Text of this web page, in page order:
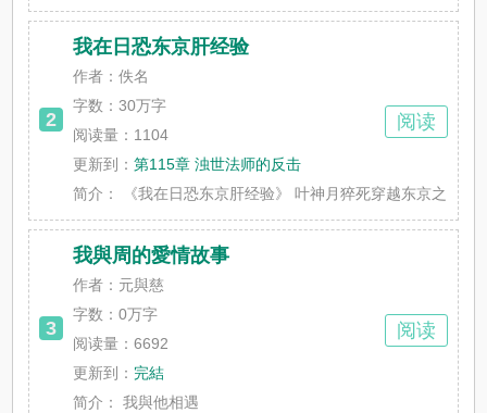
2
我在日恐东京肝经验
作者：佚名
字数：30万字
阅读量：1104
更新到：第115章 浊世法师的反击
简介：
《我在日恐东京肝经验》 叶神月猝死穿越东京之后
阅读
3
我與周的愛情故事
作者：元與慈
字数：0万字
阅读量：6692
更新到： 完結
简介：
我與他相遇
阅读